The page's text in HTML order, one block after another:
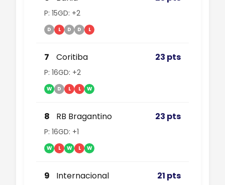
P: 15GD: +2
D L D D L
7 Coritiba 23 pts
P: 16GD: +2
W D L L W
8 RB Bragantino 23 pts
P: 16GD: +1
W L W L W
9 Internacional 21 pts